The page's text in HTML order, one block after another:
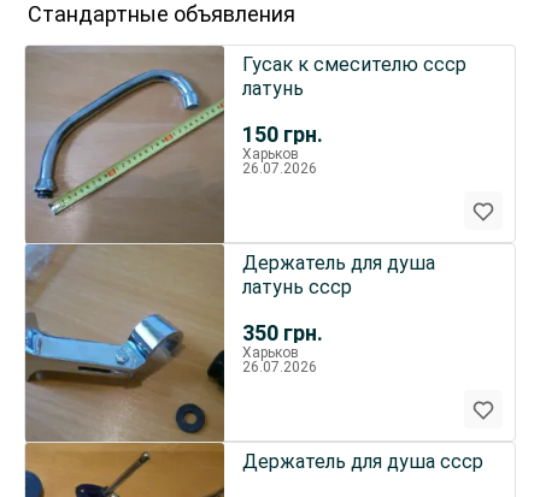
Стандартные объявления
150 грн.
Гусак к смесителю ссср
латунь
Харьков
26.07.2026
350 грн.
Держатель для душа
латунь ссср
Харьков
26.07.2026
Держатель для душа ссср